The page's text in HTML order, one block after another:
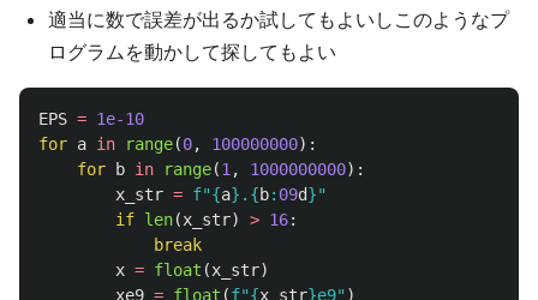
適当に数で誤差が出るか試してもよいしこのようなプ
ログラムを動かして探してもよい
EPS = 1e-10
for a in range(0, 100000000):
for
b in range(1 , 1000000000):
x_str = f"{a} . {b: 09d}"
if len(x_str) > 16:
break
x = float (x_str)
xe9 = float (f"{x_str}e9" )